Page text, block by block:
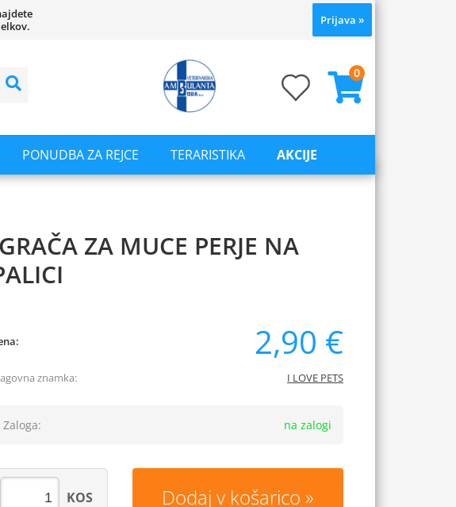
Prijava »
0
PONUDBA ZA REJCE TERARISTIKA AKCIJE
ZA MUCE PERJE NA
2,90 €
znamka: I LOVE PETS
Zaloga: na zalogi
Dodaj v košarico
KOS